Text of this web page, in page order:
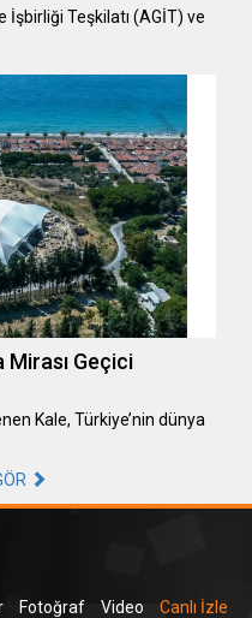
Teşkilatı (AGİT) ve
Mirası Geçici
Kale, Türkiye’nin dünya
Fotoğraf Video
Canlı İzle